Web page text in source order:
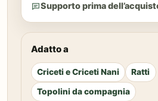
Supporto prima
Adatto a
Criceti e Criceti Nani Ratti
Topolini da compagnia